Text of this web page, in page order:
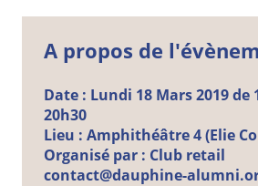
A propos de
Date : Lundi 18 Mars2019 de
20h30
Lieu : Amphithéâtre 4 (Elie
Organisé par : Club retail
contact@dauphine-